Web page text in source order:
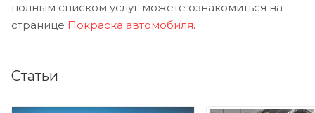
полным списком услуг можете ознакомиться на
странице Покраска автомобиля.
Статьи